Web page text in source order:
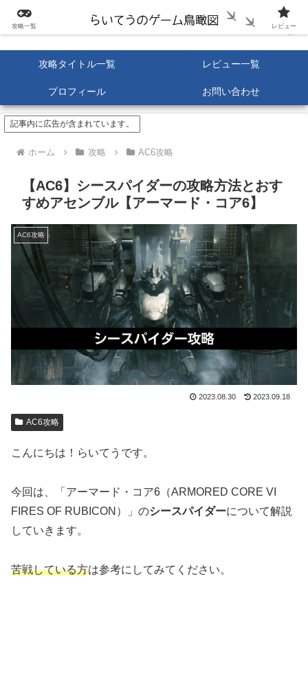
攻略タイトル一覧 レビュー一覧
プロフィール お問い合わせ
記事内に広告が含まれています。
ホーム 攻略 AC6攻略
【AC6】シースパイダーの攻略方法とおす
すめアセンブル【アーマード・コア6】
AC6攻略
2023.08.30 2023.09.18
AC6攻略
こんにちは！らいてうです。
今回は、「アーマード・コア6（ARMORED CORE VI
FIRES OF RUBICON）」のシースパイダーについて解説
していきます。
苦戦している方は参考にしてみてください。
攻略一覧 レビュー